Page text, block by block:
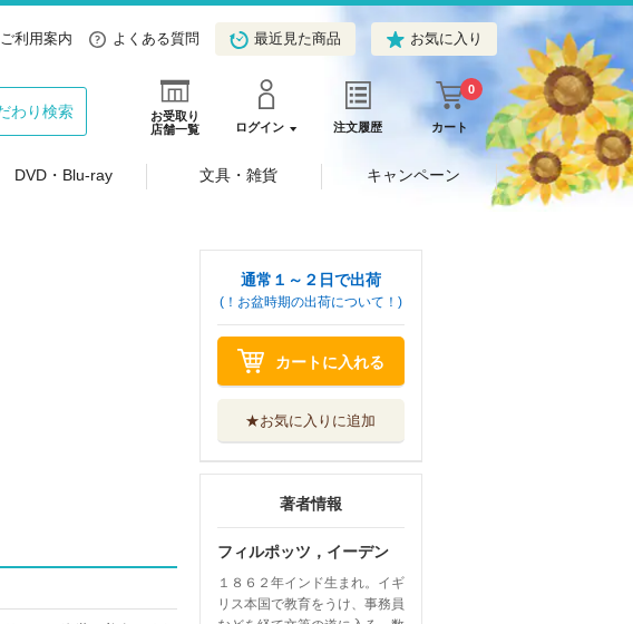
ご利用案内 よくある質問 最近見た商品 お気に入り
お受取り
店舗一覧
ログイン 注文履歴 カート
0
わり検索
DVD・Blu-ray 文具・雑貨 キャンペーン
通常１～２日で出荷
(！お盆時期の出荷について！)
カートに入れる
★お気に入りに追加
著者情報
フィルポッツ，イーデン
１８６２年インド生まれ。イギ
リス本国で教育をうけ、事務員